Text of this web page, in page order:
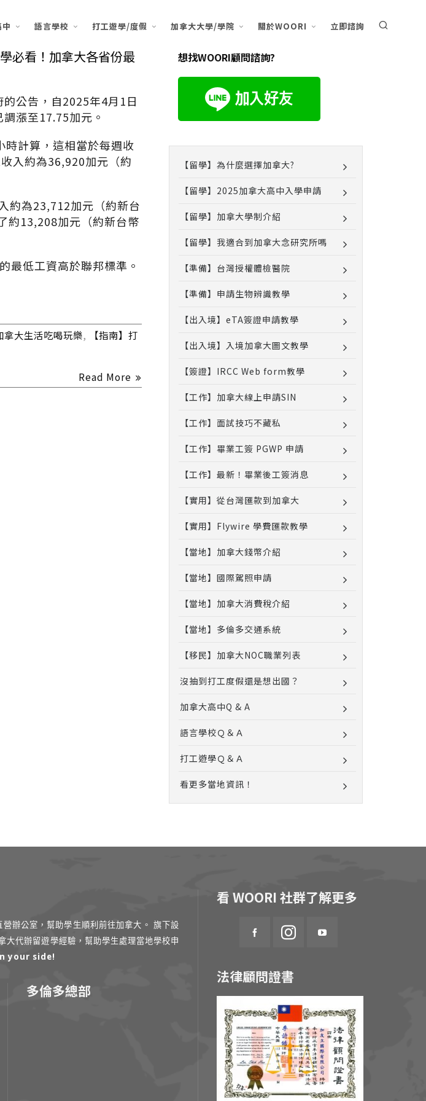
語言學校 打工遊學/度假 加拿大大學/學院 關於WOORI 立即諮詢
必看！加拿大各省份最
公告，自2025年4月1日
漲至17.75加元。
時計算，這相當於每週收
入約為36,920加元（約
約為23,712加元（約新台
約13,208加元（約新台幣
最低工資高於聯邦標準。
拿大生活吃喝玩樂,
【指南】打
Read More
想找WOORI顧問諮詢?
【留學】為什麼選擇加拿大?
【留學】2025加拿大高中入學申請
【留學】加拿大學制介紹
【留學】我適合到加拿大念研究所嗎
【準備】台灣授權體檢醫院
【準備】申請生物辨識教學
【出入境】eTA簽證申請教學
【出入境】入境加拿大圖文教學
【簽證】IRCC Web form教學
【工作】加拿大線上申請SIN
【工作】面試技巧不藏私
【工作】畢業工簽 PGWP 申請
【工作】最新！畢業後工簽消息
【實用】從台灣匯款到加拿大
【實用】Flywire 學費匯款教學
【當地】加拿大錢幣介紹
【當地】國際駕照申請
【當地】加拿大消費稅介紹
【當地】多倫多交通系統
【移民】加拿大NOC職業列表
沒抽到打工度假還是想出國？
加拿大高中Q & A
語言學校Ｑ＆Ａ
打工遊學Ｑ＆Ａ
看更多當地資訊！
辦公室，幫助學生順利前往加拿大。 旗下設
代辦留遊學經驗，幫助學生處理當地學校申
your side!
多倫多總部
看 WOORI 社群了解更多
法律顧問證書